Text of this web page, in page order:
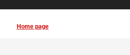
Home page